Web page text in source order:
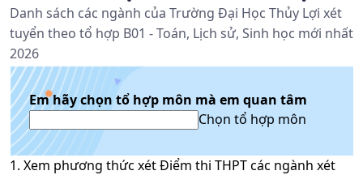
Danh sách các ngành của Trường Đại Học Thủy Lợi xét
tuyển theo tổ hợp B01 - Toán, Lịch sử, Sinh học mới nhất
2026
Em hãy chọn tổ hợp môn mà em quan tâm
Chọn tổ hợp môn
1. Xem phương thức xétĐiểm thi THPTcác ngành xét